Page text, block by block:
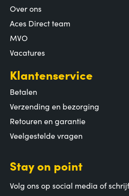
Over ons
Aces Direct team
MVO
Vacatures
Klantenservice
Betalen
Verzending en bezorging
Retouren en garantie
Veelgestelde vragen
Stay on point
Volg ons op social media of